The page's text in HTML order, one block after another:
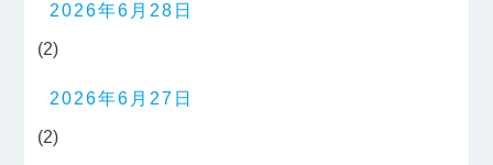
2026年6月28日
(2)
2026年6月27日
(2)